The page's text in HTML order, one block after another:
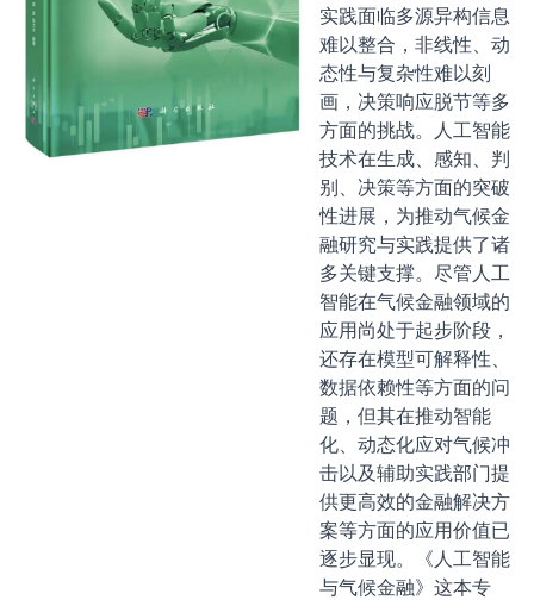
实践面临多源异构信息
难以整合，非线性、动
态性与复杂性难以刻
画，决策响应脱节等多
方面的挑战。人工智能
技术在生成、感知、判
别、决策等方面的突破
性进展，为推动气候金
融研究与实践提供了诸
多关键支撑。尽管人工
智能在气候金融领域的
应用尚处于起步阶段，
还存在模型可解释性、
数据依赖性等方面的问
题，但其在推动智能
化、动态化应对气候冲
击以及辅助实践部门提
供更高效的金融解决方
案等方面的应用价值已
逐步显现。《人工智能
与气候金融》这本专